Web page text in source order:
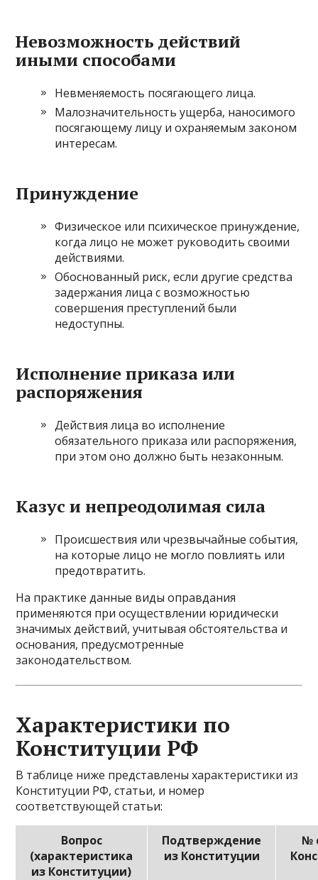
Невозможность действий
иными способами
Невменяемость посягающего лица.
Малозначительность ущерба, наносимого
посягающему лицу и охраняемым законом
интересам.
Принуждение
Физическое или психическое принуждение,
когда лицо не может руководить своими
действиями.
Обоснованный риск, если другие средства
задержания лица с возможностью
совершения преступлений были
недоступны.
Исполнение приказа или
распоряжения
Действия лица во исполнение
обязательного приказа или распоряжения,
при этом оно должно быть незаконным.
Казус и непреодолимая сила
Происшествия или чрезвычайные события,
на которые лицо не могло повлиять или
предотвратить.
На практике данные виды оправдания
применяются при осуществлении юридически
значимых действий, учитывая обстоятельства и
основания, предусмотренные
законодательством.
Характеристики по
Конституции РФ
В таблице ниже представлены характеристики из
Конституции РФ, статьи, и номер
соответствующей статьи:
Вопрос
(характеристика
из Конституции)
Подтверждение
из Конституции
№